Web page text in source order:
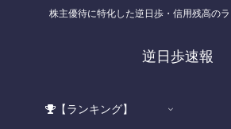
株主優待に特化した逆日歩・信用残高のラ
逆日歩速報
【ランキング】